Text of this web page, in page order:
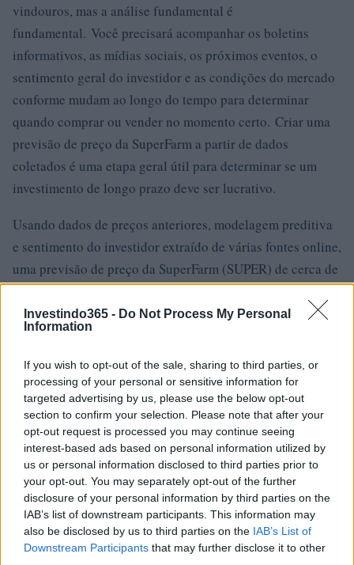
Investindo365 - Do Not Process My Personal
Information
If you wish to opt-out of the sale, sharing to third parties, or
processing of your personal or sensitive information for
targeted advertising by us, please use the below opt-out
section to confirm your selection. Please note that after your
opt-out request is processed you may continue seeing
interest-based ads based on personal information utilized by
us or personal information disclosed to third parties prior to
your opt-out. You may separately opt-out of the further
disclosure of your personal information by third parties on the
IAB’s list of downstream participants. This information may
also be disclosed by us to third parties on the IAB’s List of
Downstream Participants that may further disclose it to other
vindouros, mas a análise fundamental é
fundamental. Você precisará acompanhar os boletins
informativos, as mídias sociais, os próximos eventos, o
sentimento geral do investidor e as condições do mercado
conforme mudam ao longo do tempo para determinar
quando comprar ou vender no momento certo. Criar uma
previsão de preço da SuperFarm a partir de dados
coletados é uma etapa geral útil para determinar se um
investimento de longo prazo deve ser lucrativo.
Usando dados de preços anteriores, modelagem preditiva
e sentimento do investidor extraído de várias fontes online,
uma previsão de preço da SuperFarm (SUPER) de cerca de
$ 15 – $ 80 USD é o que nossos dados mostram que
poderia ser possível em 2022-2025 dados os fundamentos
da SuperFarm e dados de preços anteriores do token
SUPER.
SuperFarm (SUPER) é um bom
investimento?
Ao decidir se o SuperFarm (SUPER) é um bom
investimento para você, levar em consideração o risco e a
recompensa é crucial. Podemos prever o preço do SUPER
tanto no curto quanto no longo prazo, mas as expectativas
precisam ser razoáveis ​​para cada um. A longo prazo,